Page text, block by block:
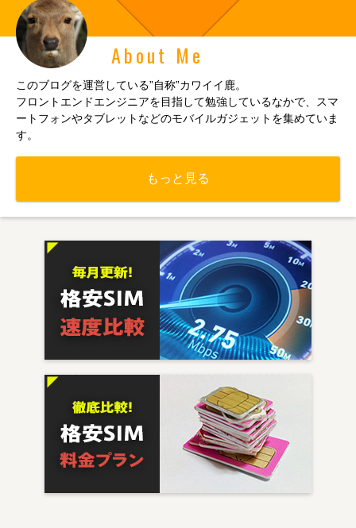
About Me
このブログを運営している”自称”カワイイ鹿。
フロントエンドエンジニアを目指して勉強しているなかで、スマ
ートフォンやタブレットなどのモバイルガジェットを集めていま
す。
もっと見る